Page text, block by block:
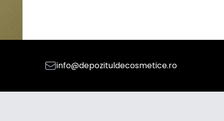
info@depozituldecosmetice.ro